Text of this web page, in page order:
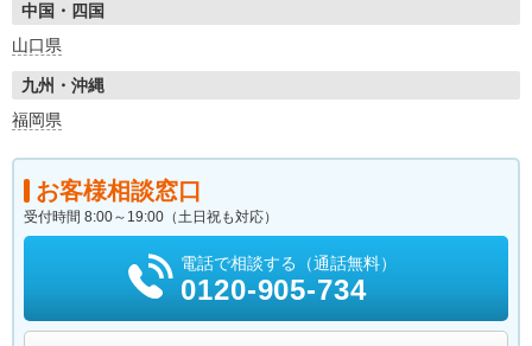
中国・四国
山口県
九州・沖縄
福岡県
お客様相談窓口
受付時間 8:00～19:00（土日祝も対応）
電話で相談する（通話無料）
0120-905-734